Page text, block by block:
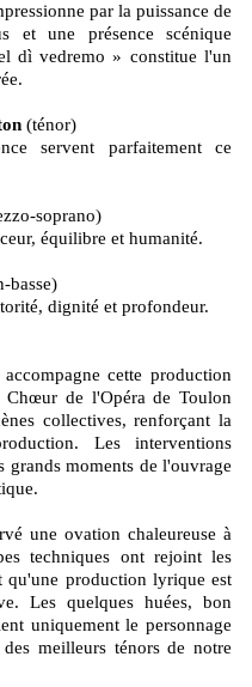
par la puissance de
une présence scénique
dì vedremo » constitue l'un
(ténor)
servent parfaitement ce
soprano)
équilibre et humanité.
basse)
dignité et profondeur.
cette production
Chœur de l'Opéra de Toulon
collectives, renforçant la
Les interventions
grands moments de l'ouvrage
une ovation chaleureuse à
techniques ont rejoint les
qu'une production lyrique est
Les quelques huées, bon
uniquement le personnage
meilleurs ténors de notre